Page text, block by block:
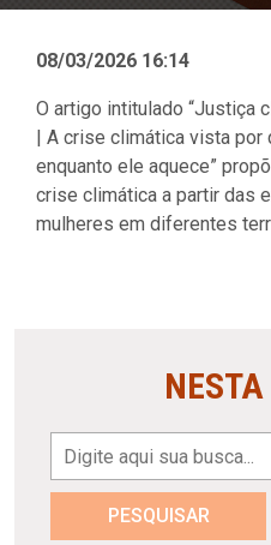
08/03/2026 16:14
O artigo intitulado “Justiça
| A crise climática vista por
enquanto ele aquece”
crise climática a partir das
mulheres em diferentes
PESQUISAR